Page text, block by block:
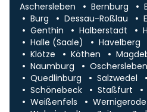
Aschersleben Bernburg
Burg
Dessau-Roßlau
Genthin
Halberstadt
Halle (Saale)
Havelberg
Klötze
Köthen
Naumburg
Oschersleben
Quedlinburg
Salzwedel
Schönebeck
Staßfurt
Weißenfels
Wernigerode